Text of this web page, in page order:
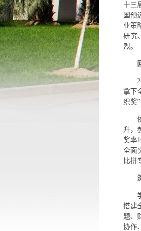
十三
国预
业策
研究
烈。
拿下
织奖
升，
奖率
全面
比拼
搭建
题、
协作